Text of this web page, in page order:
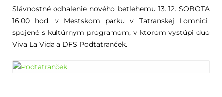
Slávnostné odhalenie nového betlehemu 13. 12. SOBOTA
16:00 hod. v Mestskom parku v Tatranskej Lomnici
spojené s kultúrnym programom, v ktorom vystúpi duo
Viva La Vida a DFS Podtatranček.